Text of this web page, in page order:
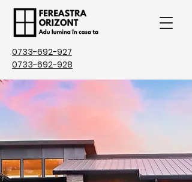
0733-692-927
0733-692-928